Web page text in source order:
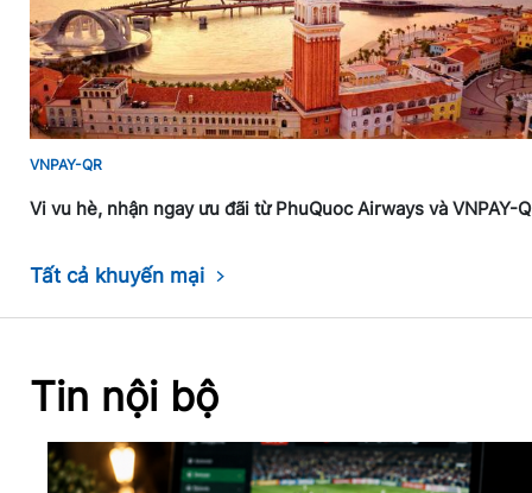
VNPAY-QR
Vi vu hè, nhận ngay ưu đãi từ PhuQuoc Airways và VNPAY-
Tất cả khuyến mại
Tin nội bộ